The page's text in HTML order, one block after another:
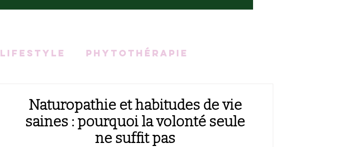
Lifestyle Phytothérapie
Naturopathie et habitudes de vie
saines : pourquoi la volonté seule
ne suffit pas